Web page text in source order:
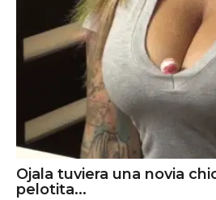
Ojala tuviera una novia
pelotita...